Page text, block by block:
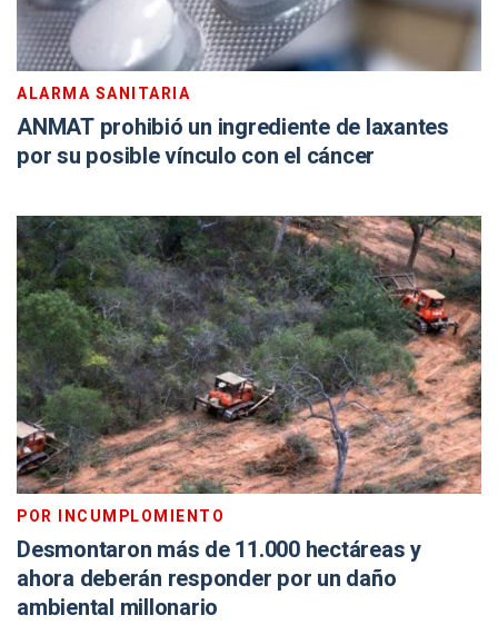
ALARMA SANITARIA
ANMAT prohibió un ingrediente de laxantes
por su posible vínculo con el cáncer
POR INCUMPLOMIENTO
Desmontaron más de 11.000 hectáreas y
ahora deberán responder por un daño
ambiental millonario